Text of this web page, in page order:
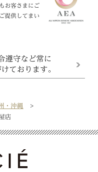
お客さまにご
提供してまい
遵守など常に
ております。
・沖縄
店